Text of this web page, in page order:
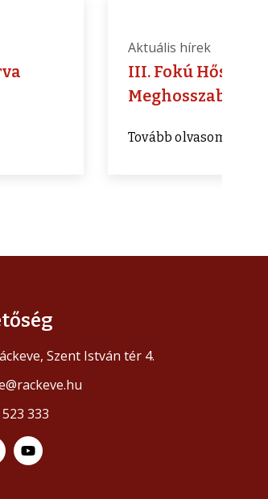
Aktuális hírek
III. Fokú
Tovább olvasom
Szent István tér 4.
333